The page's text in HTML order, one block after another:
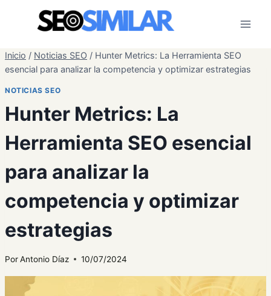
Inicio / Noticias SEO / Hunter Metrics: La Herramienta SEO
esencial para analizar la competencia y optimizar estrategias
NOTICIAS SEO
Hunter Metrics: La
Herramienta SEO esencial
para analizar la
competencia y optimizar
estrategias
PorAntonio Díaz 10/07/2024